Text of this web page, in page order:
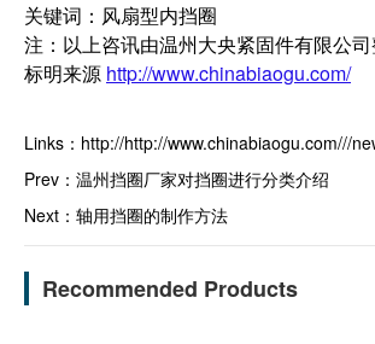
关键词：风扇型内挡圈
注：以上咨讯由温州大央紧固件有限公
标明来源 http://www.chinabiaogu.com/
Links： http://http://www.chinabiaogu.com///
Prev： 温州挡圈厂家对挡圈进行分类介绍
Next： 轴用挡圈的制作方法
Recommended Products